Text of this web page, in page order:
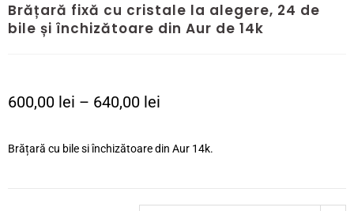
Brățară fixă cu cristale la alegere, 24 de
bile și închizătoare din Aur de 14k
600,00 lei – 640,00 lei
Brățară cu bile si închizătoare din Aur 14k.